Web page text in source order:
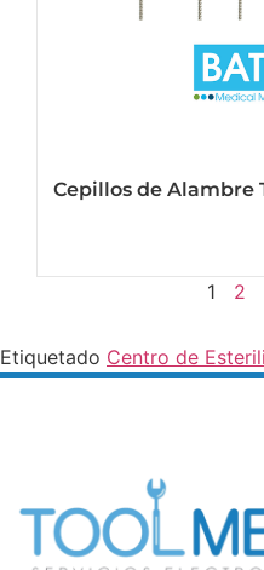
Cepillos de Alambre
1 2
Etiquetado Centro de